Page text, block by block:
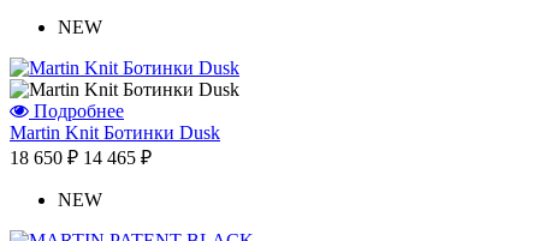
NEW
Подробнее
Martin Knit Ботинки Dusk
18 650 ₽ 14 465 ₽
NEW